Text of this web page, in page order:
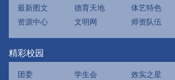
最新图文 德育天地 体艺特色
资源中心
文明网 师资队伍
精彩校园
团委 学生会 效实之星